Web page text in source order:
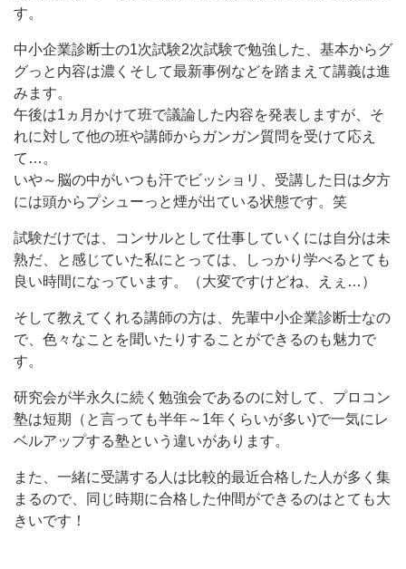
す。
中小企業診断士の1次試験2次試験で勉強した、基本からグ
グっと内容は濃くそして最新事例などを踏まえて講義は進
みます。
午後は1ヵ月かけて班で議論した内容を発表しますが、そ
れに対して他の班や講師からガンガン質問を受けて応え
て…。
いや～脳の中がいつも汗でビッショリ、受講した日は夕方
には頭からプシューっと煙が出ている状態です。笑
試験だけでは、コンサルとして仕事していくには自分は未
熟だ、と感じていた私にとっては、しっかり学べるとても
良い時間になっています。（大変ですけどね、えぇ…）
そして教えてくれる講師の方は、先輩中小企業診断士なの
で、色々なことを聞いたりすることができるのも魅力で
す。
研究会が半永久に続く勉強会であるのに対して、プロコン
塾は短期（と言っても半年～1年くらいが多い)で一気にレ
ベルアップする塾という違いがあります。
また、一緒に受講する人は比較的最近合格した人が多く集
まるので、同じ時期に合格した仲間ができるのはとても大
きいです！